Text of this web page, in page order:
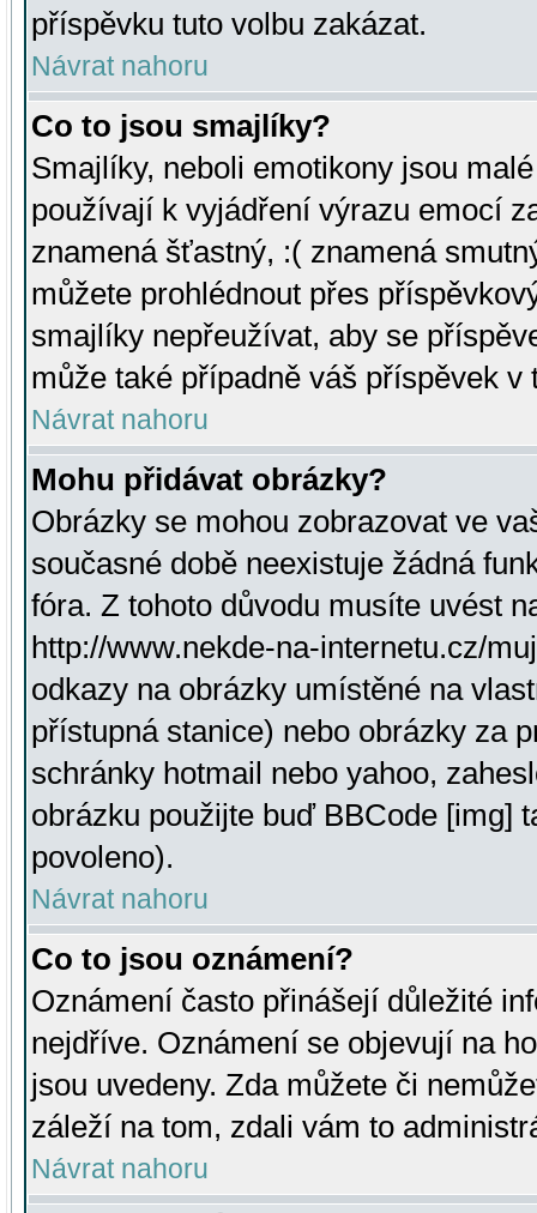
příspěvku tuto volbu zakázat.
Návrat nahoru
Co to jsou smajlíky?
Smajlíky, neboli emotikony jsou
používají k vyjádření výrazu emocí
znamená šťastný, :( znamená
můžete prohlédnout přes
smajlíky nepřeužívat, aby se
může také případně váš příspěvek v
Návrat nahoru
Mohu přidávat obrázky?
Obrázky se mohou zobrazovat ve
současné době neexistuje žádná
fóra. Z tohoto důvodu musíte uvést
http://www.nekde-na-internetu.cz/
odkazy na obrázky umístěné na
přístupná stanice) nebo obrázky za
schránky hotmail nebo yahoo,
obrázku použijte buď BBCode [img]
povoleno).
Návrat nahoru
Co to jsou oznámení?
Oznámení často přinášejí důležité
nejdříve. Oznámení se objevují na
jsou uvedeny. Zda můžete či
záleží na tom, zdali vám to
Návrat nahoru